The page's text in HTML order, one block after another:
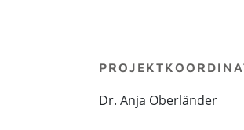
Dr. Anja Oberländer